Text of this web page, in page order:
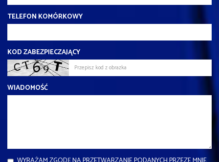
TELEFON KOMÓRKOWY
KOD ZABEZPIECZAJĄCY
WIADOMOŚĆ